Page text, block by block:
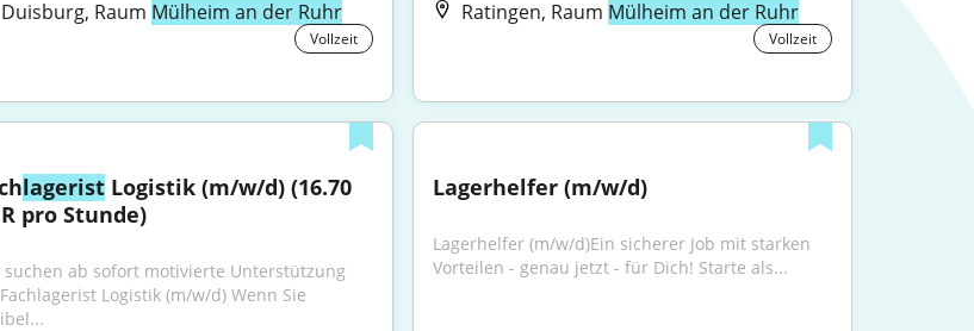
Duisburg, Raum Mülheim an der Ruhr
Vollzeit
Ratingen, Raum Mülheim an der Ruhr
Vollzeit
lagerist Logistik (m/w/d) (16.70
pro Stunde)
suchen ab sofort motivierte Unterstützung
Logistik (m/w/d) Wenn Sie
Lagerhelfer (m/w/d)
Lagerhelfer (m/w/d)Ein sicherer Job mit starken
Vorteilen - genau jetzt - für Dich! Starte als...